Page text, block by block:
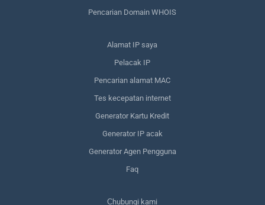
Pencarian Domain WHOIS
Alamat IP saya
Pelacak IP
Pencarian alamat MAC
Tes kecepatan internet
Generator Kartu Kredit
Generator IP acak
Generator Agen Pengguna
Faq
Сhubungi kami